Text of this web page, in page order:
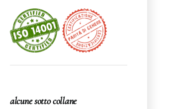
alcune sotto collane